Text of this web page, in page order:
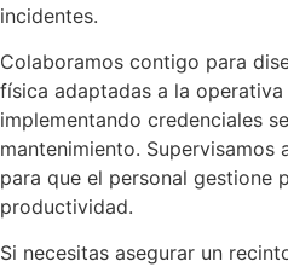
incidentes.
Colaboramos contigo para
física adaptadas a la
implementando credenciales
mantenimiento.
para que el personal gestione
productividad.
Si necesitas asegurar un